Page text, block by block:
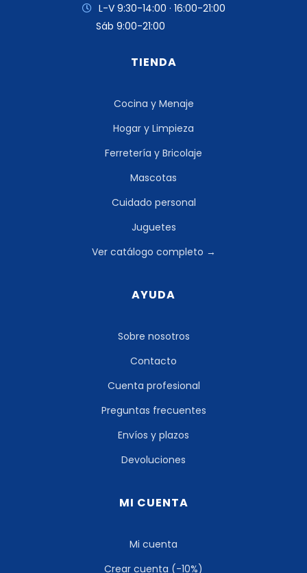
L-V 9:30-14:00 · 16:00-21:00
Sáb 9:00-21:00
TIENDA
Cocina y Menaje
Hogar y Limpieza
Ferretería y Bricolaje
Mascotas
Cuidado personal
Juguetes
Ver catálogo completo →
AYUDA
Sobre nosotros
Contacto
Cuenta profesional
Preguntas frecuentes
Envíos y plazos
Devoluciones
MI CUENTA
Mi cuenta
Crear cuenta (-10%)